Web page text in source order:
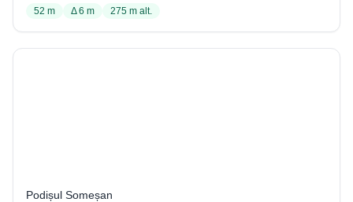
52 m Δ 6 m 275 m alt.
Podișul Someșan